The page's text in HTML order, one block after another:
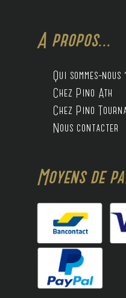
A propos...
Qui sommes-nous
Chez Pino Ath
Chez Pino
Nous contacter
Moyens de